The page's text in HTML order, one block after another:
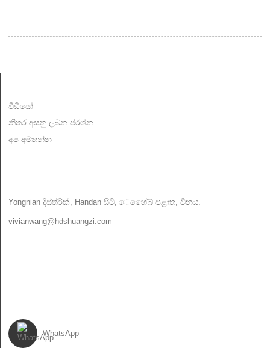
වීඩියෝ
නිතර අසනු ලබන ප්රශ්න
අප අමතන්න
Yongnian දිස්ත්රික්, Handan සිටි, ෙහේෙබ් පළාත, චීනය.
vivianwang@hdshuangzi.com
WhatsApp